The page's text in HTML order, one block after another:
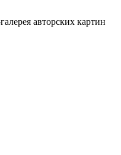
авторских картин